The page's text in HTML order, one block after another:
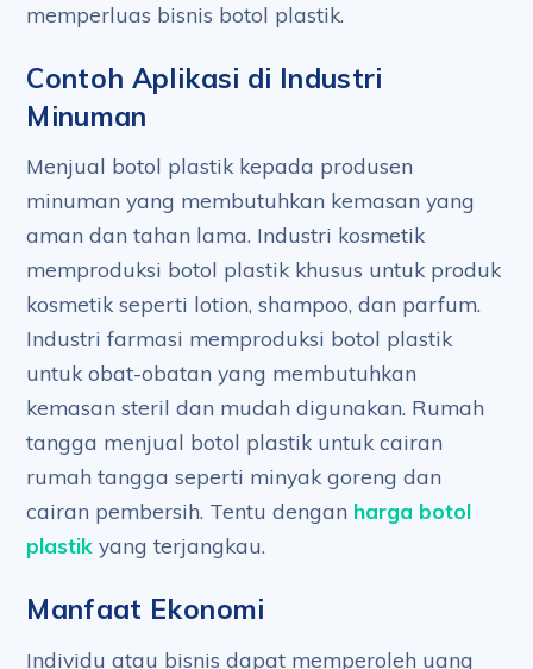
memperluas bisnis botol plastik.
Contoh Aplikasi di Industri
Minuman
Menjual botol plastik kepada produsen
minuman yang membutuhkan kemasan yang
aman dan tahan lama. Industri kosmetik
memproduksi botol plastik khusus untuk produk
kosmetik seperti lotion, shampoo, dan parfum.
Industri farmasi memproduksi botol plastik
untuk obat-obatan yang membutuhkan
kemasan steril dan mudah digunakan. Rumah
tangga menjual botol plastik untuk cairan
rumah tangga seperti minyak goreng dan
cairan pembersih. Tentu dengan harga botol
plastik yang terjangkau.
Manfaat Ekonomi
Individu atau bisnis dapat memperoleh uang